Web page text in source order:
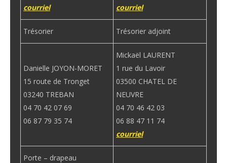
courriel
courriel
Trésorier Trésorier adjoint
Danielle JOYON-MORET
15 route de Tronget
03240 TREBAN
04 70 42 07 69
06 87 79 35 74
Mickaël LAURENT
1 rue du Lavoir
03500 CHATEL DE
NEUVRE
04 70 46 42 03
06 88 47 11 74
courriel
Porte – drapeau